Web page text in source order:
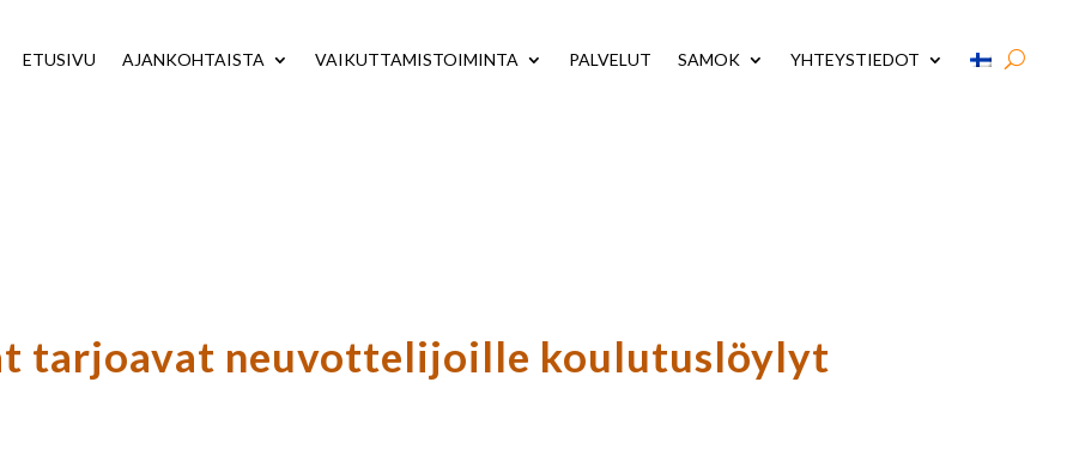
ETUSIVU AJANKOHTAISTA VAIKUTTAMISTOIMINTA PALVELUT SAMOK YHTEYSTIEDOT
tarjoavat neuvottelijoille koulutuslöylyt